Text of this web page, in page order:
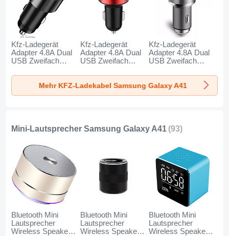
Kfz-Ladegerät
Adapter 4.8A Dual
USB Zweifach
Charge Universal
K10 für Samsung
Galaxy A41
Kfz-Ladegerät
Adapter 4.8A Dual
USB Zweifach
Charge Universal
K07 für Samsung
Galaxy A41 Rot
Kfz-Ladegerät
Adapter 4.8A Dual
USB Zweifach
Charge Universal
K08 für Samsung
Galaxy A41 Silber
Mehr KFZ-Ladekabel Samsung Galaxy A41
Mini-Lautsprecher Samsung Galaxy A41 (93)
Bluetooth Mini
Lautsprecher
Wireless Speaker
Bluetooth Mini
Lautsprecher
Wireless Speaker
Bluetooth Mini
Lautsprecher
Wireless Speaker